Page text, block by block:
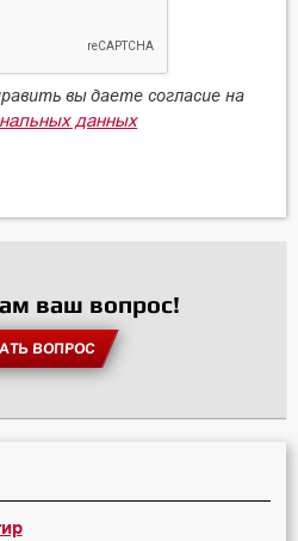
вы даете согласие на
данных
ваш вопрос!
ВОПРОС